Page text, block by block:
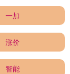
一加
涨价
智能